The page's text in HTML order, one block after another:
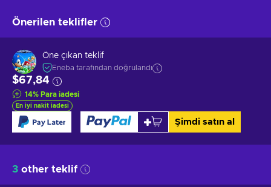
Önerilen teklifler
Öne çıkan teklif
Eneba tarafından doğrulandı
$67,84
14% Para iadesi
En iyi nakit iadesi
Şimdi satın al
3 other teklif